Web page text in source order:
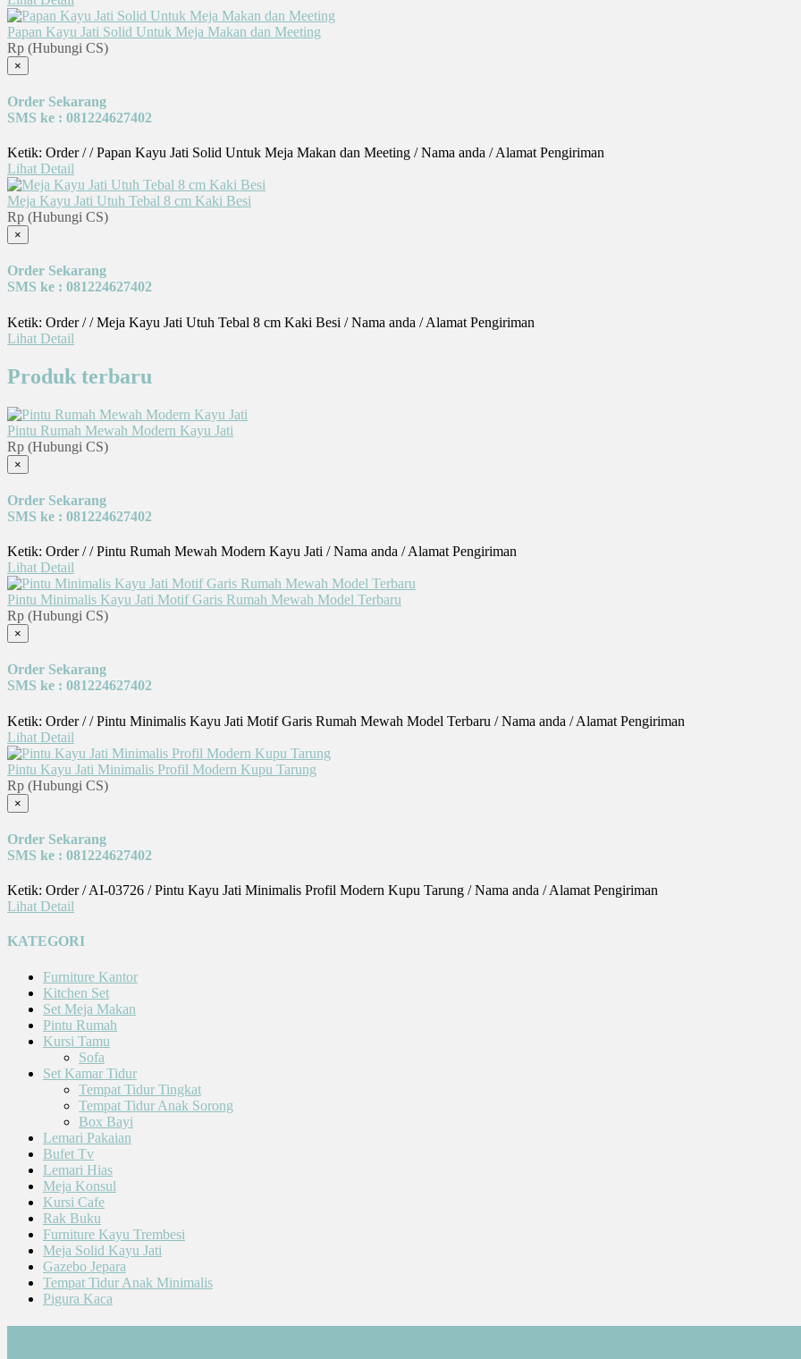
Papan Kayu Jati Solid Untuk Meja Makan dan Meeting
Rp (Hubungi CS)
×
Order Sekarang
SMS ke : 081224627402
Ketik: Order / / Papan Kayu Jati Solid Untuk Meja Makan dan Meeting / Nama anda / Alamat Pengiriman
Lihat Detail
Meja Kayu Jati Utuh Tebal 8 cm Kaki Besi
Rp (Hubungi CS)
×
Order Sekarang
SMS ke : 081224627402
Ketik: Order / / Meja Kayu Jati Utuh Tebal 8 cm Kaki Besi / Nama anda / Alamat Pengiriman
Lihat Detail
Produk terbaru
Pintu Rumah Mewah Modern Kayu Jati
Rp (Hubungi CS)
×
Order Sekarang
SMS ke : 081224627402
Ketik: Order / / Pintu Rumah Mewah Modern Kayu Jati / Nama anda / Alamat Pengiriman
Lihat Detail
Pintu Minimalis Kayu Jati Motif Garis Rumah Mewah Model Terbaru
Rp (Hubungi CS)
×
Order Sekarang
SMS ke : 081224627402
Ketik: Order / / Pintu Minimalis Kayu Jati Motif Garis Rumah Mewah Model Terbaru / Nama anda / Alamat Pengiriman
Lihat Detail
Pintu Kayu Jati Minimalis Profil Modern Kupu Tarung
Rp (Hubungi CS)
×
Order Sekarang
SMS ke : 081224627402
Ketik: Order / AI-03726 / Pintu Kayu Jati Minimalis Profil Modern Kupu Tarung / Nama anda / Alamat Pengiriman
Lihat Detail
KATEGORI
Furniture Kantor
Kitchen Set
Set Meja Makan
Pintu Rumah
Kursi Tamu
Sofa
Set Kamar Tidur
Tempat Tidur Tingkat
Tempat Tidur Anak Sorong
Box Bayi
Lemari Pakaian
Bufet Tv
Lemari Hias
Meja Konsul
Kursi Cafe
Rak Buku
Furniture Kayu Trembesi
Meja Solid Kayu Jati
Gazebo Jepara
Tempat Tidur Anak Minimalis
Pigura Kaca